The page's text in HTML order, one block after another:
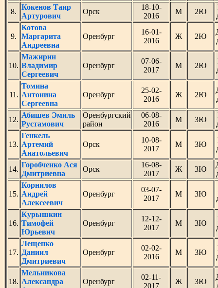
8.
Кокенов Таир
Артурович
Орск
18-10-
2016
М 2Ю
9.
Котова
Маргарита
Андреевна
Оренбург
16-01-
2016
Ж 2Ю
10.
Мажирин
Владимир
Сергеевич
Оренбург
07-06-
2017
М 2Ю
11.
Томина
Антонина
Сергеевна
Оренбург
25-02-
2016
Ж 2Ю
12.
Абишев Эмиль
Рустамович
Оренбургский
район
06-08-
2016
М 3Ю
13.
Генкель
Артемий
Анатольевич
Орск
10-08-
2017
М 3Ю
14.
Горобченко Ася
Дмитриевна
Орск
16-08-
2017
Ж 3Ю
15.
Корнилов
Андрей
Алексеевич
Оренбург
03-07-
2017
М 3Ю
16.
Курышкин
Тимофей
Юрьевич
Оренбург
12-12-
2017
М 3Ю
17.
Лещенко
Даниил
Дмитриевич
Оренбург
02-02-
2016
М 3Ю
18.
Мельникова
Александра
Оренбург
02-11-
2017
Ж 3Ю